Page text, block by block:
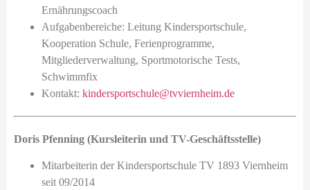
Ernährungscoach
Aufgabenbereiche: Leitung Kindersportschule,
Kooperation Schule, Ferienprogramme,
Mitgliederverwaltung, Sportmotorische Tests,
Schwimmfix
Kontakt: kindersportschule@tvviernheim.de
Doris Pfenning (Kursleiterin und TV-Geschäftsstelle)
Mitarbeiterin der Kindersportschule TV 1893 Viernheim
seit 09/2014